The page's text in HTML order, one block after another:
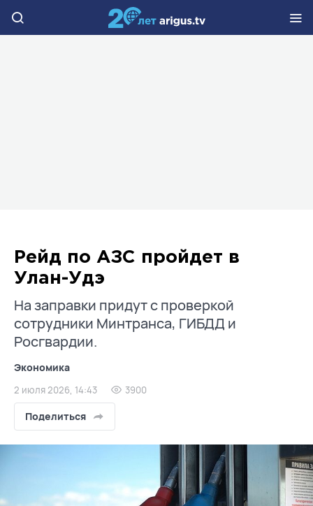
Рейд по АЗС пройдет в
Улан-Удэ
На заправки придут с проверкой
сотрудники Минтранса, ГИБДД и
Росгвардии.
Экономика
2 июля 2026, 14:43 3900
Поделиться